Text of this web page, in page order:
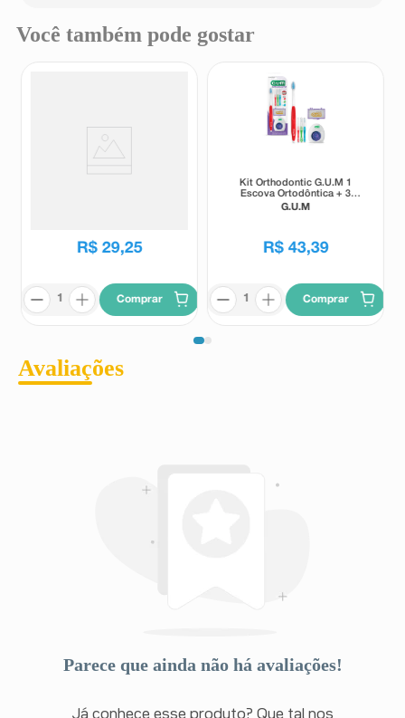
Você também pode gostar
R$ 29,25
Comprar
Kit Orthodontic G.U.M 1
Escova Ortodôntica + 3
Escovas Interdentais + Cera
G.U.M
R$ 43,39
Comprar
Avaliações
Parece que ainda não há avaliações!
Já conhece esse produto? Que tal nos